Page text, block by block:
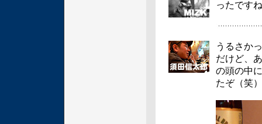
ったです
うるさか
だけど、
の頭の中
たぞ（笑）